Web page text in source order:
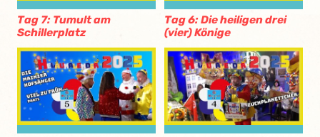
Tag 7: Tumult am
Schillerplatz
Tag 6: Die heiligen drei
(vier) Könige